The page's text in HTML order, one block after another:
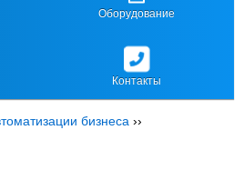
Оборудование
Контакты
бизнеса ››